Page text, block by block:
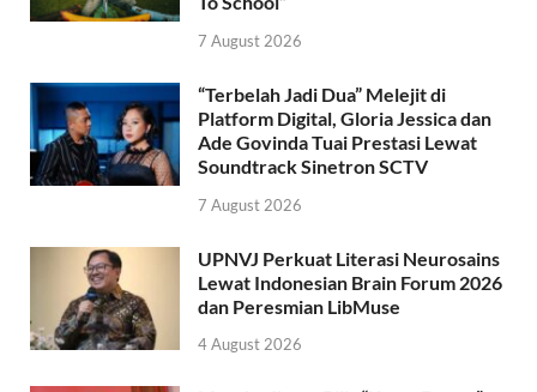
7 August 2026
“Terbelah Jadi Dua” Melejit di
Platform Digital, Gloria Jessica dan
Ade Govinda Tuai Prestasi Lewat
Soundtrack Sinetron SCTV
7 August 2026
UPNVJ Perkuat Literasi Neurosains
Lewat Indonesian Brain Forum 2026
dan Peresmian LibMuse
4 August 2026